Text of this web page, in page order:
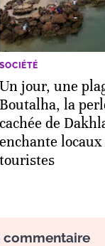
SOCIÉTÉ
Un jour, une
Boutalha, la
cachée de
enchante
touristes
commentaire